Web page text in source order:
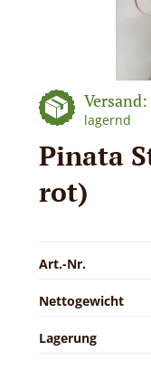
Versand:
lagernd
Pinata
rot)
Art.-Nr.
Nettogewicht
Lagerung